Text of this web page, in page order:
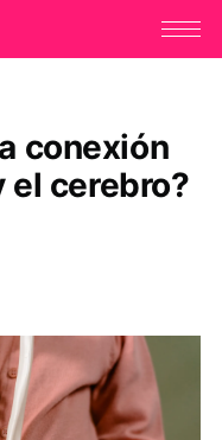
conexión
cerebro?